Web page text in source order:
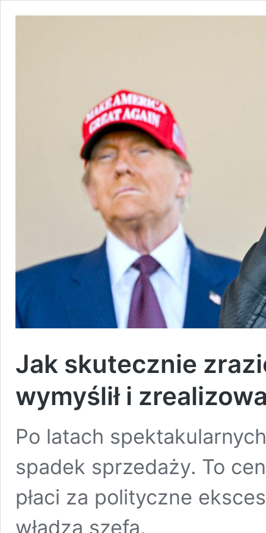
Jak skutecznie
wymyślił i
Po latach
spadek sprzedaży. To
płaci za polityczne
władzą szefa.